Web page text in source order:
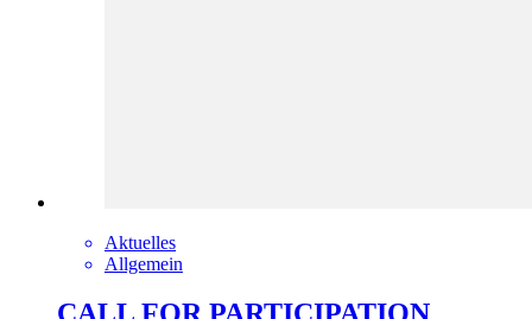
Aktuelles
Allgemein